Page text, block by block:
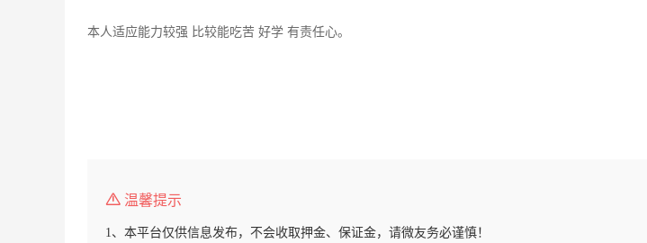
本人适应能力较强 比较能吃苦 好学 有责任心。
温馨提示
1、本平台仅供信息发布，不会收取押金、保证金，请微友务必谨慎！